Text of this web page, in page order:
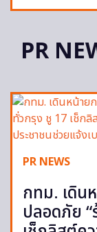
PR
PR NEWS
กทม. เดิน
ปลอดภัย